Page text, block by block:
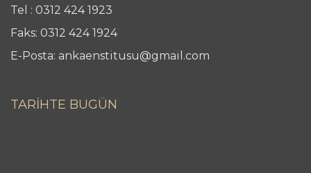
Tel : 0312 424 1923
Faks: 0312 424 1924
E-Posta: ankaenstitusu@gmail.com
TARİHTE BUGÜN